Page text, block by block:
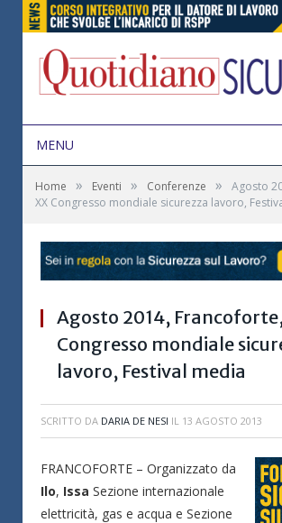
MENU
Home » Eventi » Conferenze »
Agosto
XX Congresso mondiale sicurezza lavoro,
Agosto 2014,
Congresso mondiale
lavoro, Festival media
SCRITTO DA DARIA DE NESI IL 13 AGOSTO 2013
FRANCOFORTE – Organizzato da
Ilo, Issa Sezione internazionale
elettricità, gas e acqua e Sezione